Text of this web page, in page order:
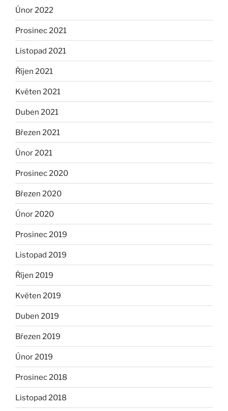
Únor 2022
Prosinec 2021
Listopad 2021
Říjen 2021
Květen 2021
Duben 2021
Březen 2021
Únor 2021
Prosinec 2020
Březen 2020
Únor 2020
Prosinec 2019
Listopad 2019
Říjen 2019
Květen 2019
Duben 2019
Březen 2019
Únor 2019
Prosinec 2018
Listopad 2018